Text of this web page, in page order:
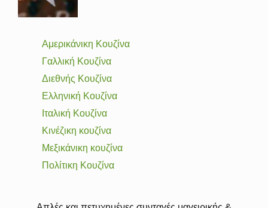
Αμερικάνικη Κουζίνα
Γαλλική Κουζίνα
Διεθνής Κουζίνα
Ελληνική Κουζίνα
Ιταλική Κουζίνα
Κινέζικη κουζίνα
Μεξικάνικη κουζίνα
Πολίτικη Κουζίνα